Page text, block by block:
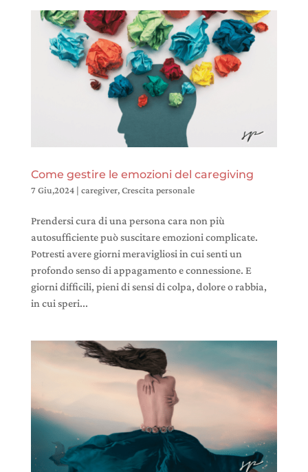
Come gestire le emozioni del caregiving
7 Giu,2024| caregiver,Crescita personale
Prendersi cura di una persona cara non più
autosufficiente può suscitare emozioni complicate.
Potresti avere giorni meravigliosi in cui senti un
profondo senso di appagamento e connessione. E
giorni difficili, pieni di sensi di colpa, dolore o rabbia,
in cui speri...